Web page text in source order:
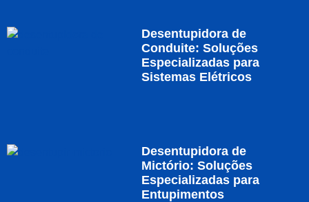
Desentupidora de
Conduite: Soluções
Especializadas para
Sistemas Elétricos
Desentupidora de
Mictório: Soluções
Especializadas para
Entupimentos